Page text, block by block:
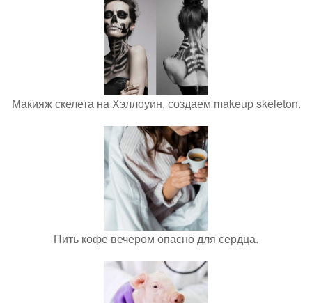
Макияж скелета на Хэллоуин, создаем makeup skeleton.
Пить кофе вечером опасно для сердца.